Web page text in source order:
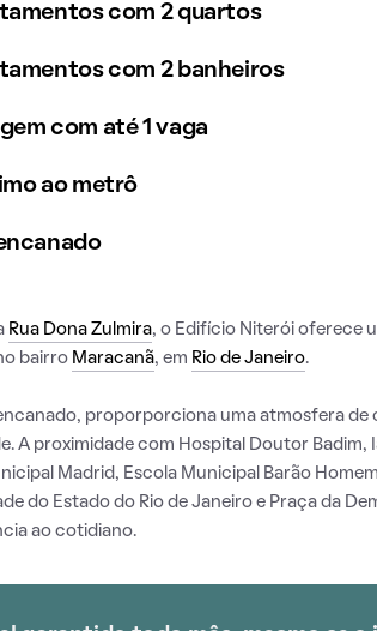
com 2 quartos
com 2 banheiros
com até 1 vaga
ao metrô
Rua Dona Zulmira, o Edifício Niterói oferece
bairro Maracanã, em Rio de Janeiro.
proporporciona uma atmosfera de
A proximidade com Hospital Doutor Badim,
Madrid, Escola Municipal Barão
do Estado do Rio de Janeiro e Praça da
ao cotidiano.